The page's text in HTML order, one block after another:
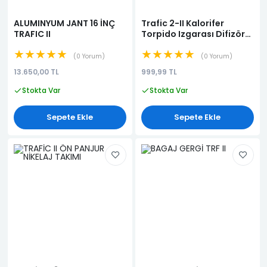
ALUMINYUM JANT 16 İNÇ
TRAFIC II
★★★★★ 0 Yorum
13.650,00 TL
Stokta Var
Sepete Ekle
Trafic 2-II Kalorifer
Torpido Izgarası Difizör
YÖNLENDİRİCİSİ)
(HAVALANDIRMA
IZGARASI)
★★★★★ 0 Yorum
999,99 TL
Stokta Var
Sepete Ekle